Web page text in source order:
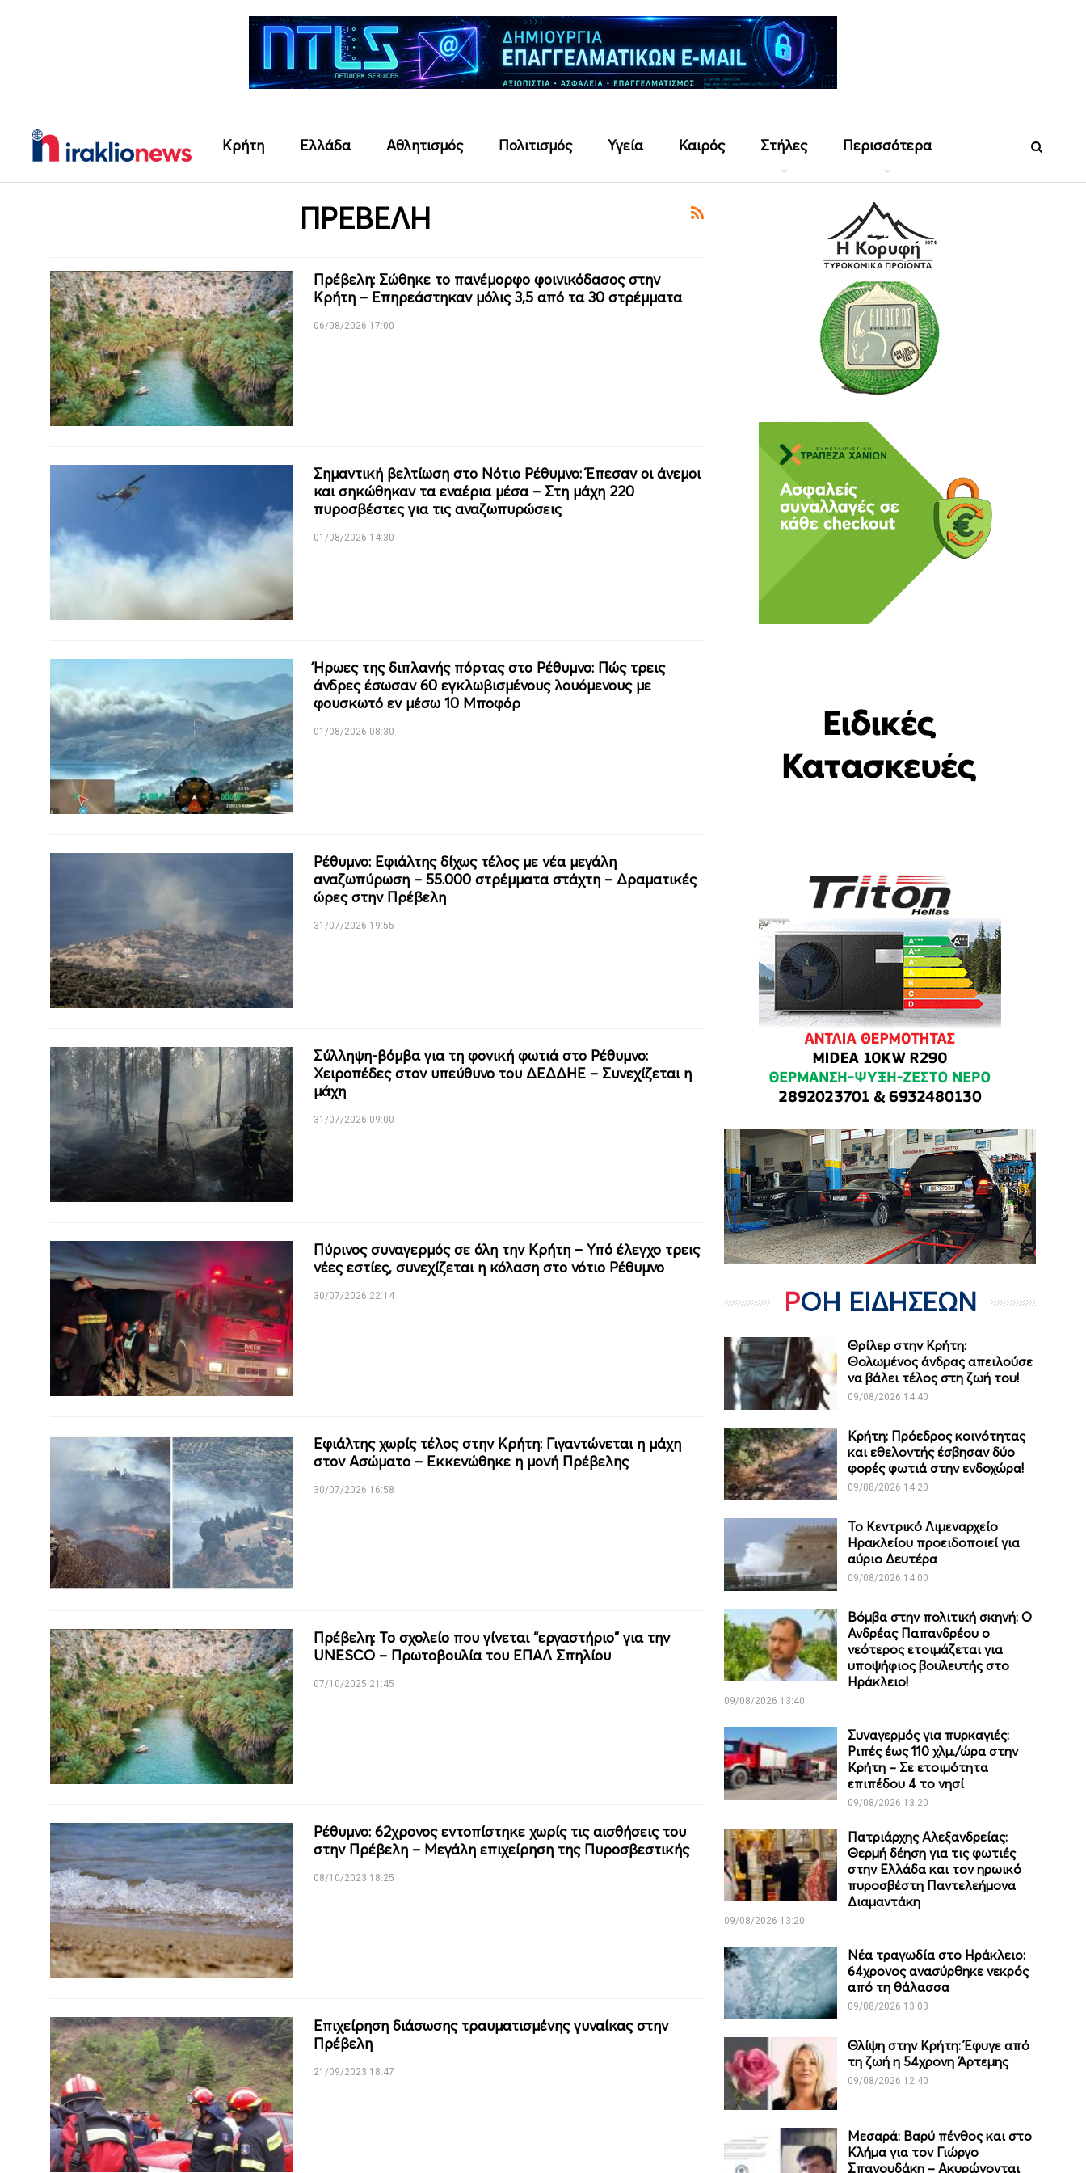
Κρήτη Ελλάδα Αθλητισμός Πολιτισμός Υγεία Καιρός Στήλες Περισσότερα
ΠΡΕΒΕΛΗ
Πρέβελη: Σώθηκε το πανέμορφο φοινικόδασος στην
Κρήτη – Επηρεάστηκαν μόλις 3,5 από τα 30 στρέμματα
06/08/2026 17:00
Σημαντική βελτίωση στο Νότιο Ρέθυμνο: Έπεσαν οι άνεμοι
και σηκώθηκαν τα εναέρια μέσα – Στη μάχη 220
πυροσβέστες για τις αναζωπυρώσεις
01/08/2026 14:30
Ήρωες της διπλανής πόρτας στο Ρέθυμνο: Πώς τρεις
άνδρες έσωσαν 60 εγκλωβισμένους λουόμενους με
φουσκωτό εν μέσω 10 Μποφόρ
01/08/2026 08:30
Ρέθυμνο: Εφιάλτης δίχως τέλος με νέα μεγάλη
αναζωπύρωση – 55.000 στρέμματα στάχτη – Δραματικές
ώρες στην Πρέβελη
31/07/2026 19:55
Σύλληψη-βόμβα για τη φονική φωτιά στο Ρέθυμνο:
Χειροπέδες στον υπεύθυνο του ΔΕΔΔΗΕ – Συνεχίζεται η
μάχη
31/07/2026 09:00
Πύρινος συναγερμός σε όλη την Κρήτη – Υπό έλεγχο τρεις
νέες εστίες, συνεχίζεται η κόλαση στο νότιο Ρέθυμνο
30/07/2026 22:14
Εφιάλτης χωρίς τέλος στην Κρήτη: Γιγαντώνεται η μάχη
στον Ασώματο – Εκκενώθηκε η μονή Πρέβελης
30/07/2026 16:58
Πρέβελη: Το σχολείο που γίνεται “εργαστήριο” για την
UNESCO – Πρωτοβουλία του ΕΠΑΛ Σπηλίου
07/10/2025 21:45
Ρέθυμνο: 62χρονος εντοπίστηκε χωρίς τις αισθήσεις του
στην Πρέβελη – Μεγάλη επιχείρηση της Πυροσβεστικής
08/10/2023 18:25
Επιχείρηση διάσωσης τραυματισμένης γυναίκας στην
Πρέβελη
21/09/2023 18:47
ΡΟΗ ΕΙΔΗΣΕΩΝ
Θρίλερ στην Κρήτη:
Θολωμένος άνδρας απειλούσε
να βάλει τέλος στη ζωή του!
09/08/2026 14:40
Κρήτη: Πρόεδρος κοινότητας
και εθελοντής έσβησαν δύο
φορές φωτιά στην ενδοχώρα!
09/08/2026 14:20
Το Κεντρικό Λιμεναρχείο
Ηρακλείου προειδοποιεί για
αύριο Δευτέρα
09/08/2026 14:00
Βόμβα στην πολιτική σκηνή: Ο
Ανδρέας Παπανδρέου ο
νεότερος ετοιμάζεται για
υποψήφιος βουλευτής στο
Ηράκλειο!
09/08/2026 13:40
Συναγερμός για πυρκαγιές:
Ριπές έως 110 χλμ./ώρα στην
Κρήτη – Σε ετοιμότητα
επιπέδου 4 το νησί
09/08/2026 13:20
Πατριάρχης Αλεξανδρείας:
Θερμή δέηση για τις φωτιές
στην Ελλάδα και τον ηρωικό
πυροσβέστη Παντελεήμονα
Διαμαντάκη
09/08/2026 13:20
Νέα τραγωδία στο Ηράκλειο:
64χρονος ανασύρθηκε νεκρός
από τη θάλασσα
09/08/2026 13:03
Θλίψη στην Κρήτη: Έφυγε από
τη ζωή η 54χρονη Άρτεμης
09/08/2026 12:40
Μεσαρά: Βαρύ πένθος και στο
Κλήμα για τον Γιώργο
Σπανουδάκη – Ακυρώνονται